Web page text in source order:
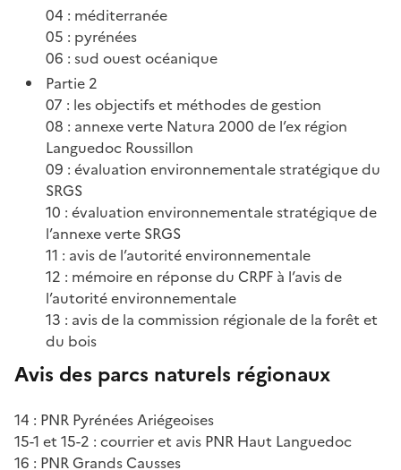
04 : méditerranée
05 : pyrénées
06 : sud ouest océanique
Partie 2
07 : les objectifs et méthodes de gestion
08 : annexe verte Natura 2000 de l’ex région
Languedoc Roussillon
09 : évaluation environnementale stratégique du
SRGS
10 : évaluation environnementale stratégique de
l’annexe verte SRGS
11 : avis de l’autorité environnementale
12 : mémoire en réponse du CRPF à l’avis de
l’autorité environnementale
13 : avis de la commission régionale de la forêt et
du bois
Avis des parcs naturels régionaux
14 : PNR Pyrénées Ariégeoises
15-1 et 15-2 : courrier et avis PNR Haut Languedoc
16 : PNR Grands Causses